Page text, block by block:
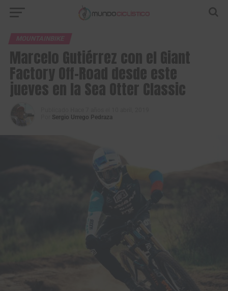
MOUNTAINBIKE
Marcelo Gutiérrez con el Giant
Factory Off-Road desde este
jueves en la Sea Otter Classic
Sergio Urrego Pedraza